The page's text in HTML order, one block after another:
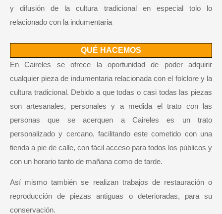
y difusión de la cultura tradicional en especial tolo lo
relacionado con la indumentaria
QUÉ HACEMOS
En Caireles se ofrece la oportunidad de poder adquirir
cualquier pieza de indumentaria relacionada con el folclore y la
cultura tradicional. Debido a que todas o casi todas las piezas
son artesanales, personales y a medida el trato con las
personas que se acerquen a Caireles es un trato
personalizado y cercano, facilitando este cometido con una
tienda a pie de calle, con fácil acceso para todos los públicos y
con un horario tanto de mañana como de tarde.
Así mismo también se realizan trabajos de restauración o
reproducción de piezas antiguas o deterioradas, para su
conservación.